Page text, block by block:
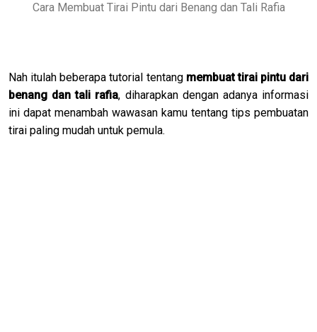
Cara Membuat Tirai Pintu dari Benang dan Tali Rafia
Nah itulah beberapa tutorial tentang membuat tirai pintu dari
benang dan tali rafia, diharapkan dengan adanya informasi
ini dapat menambah wawasan kamu tentang tips pembuatan
tirai paling mudah untuk pemula.